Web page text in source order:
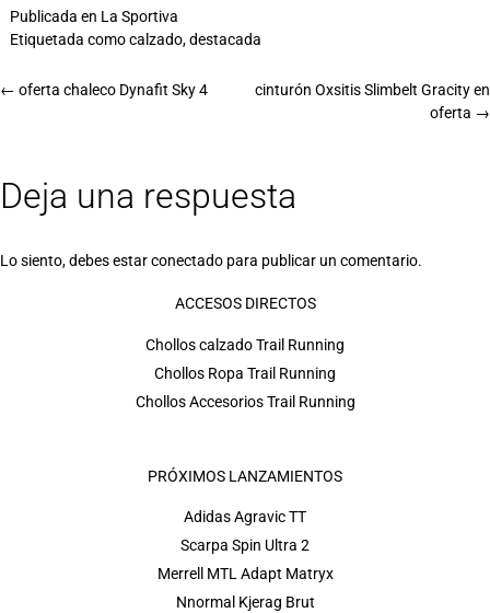
Publicada en La Sportiva
Etiquetada comocalzado,destacada
cinturón Oxsitis Slimbelt Gracity en
oferta →
← oferta chaleco Dynafit Sky 4
Deja una respuesta
Lo siento, debes estarconectado para publicar un comentario.
ACCESOS DIRECTOS
Chollos calzado Trail Running
Chollos Ropa Trail Running
Chollos Accesorios Trail Running
PRÓXIMOS LANZAMIENTOS
Adidas Agravic TT
Scarpa Spin Ultra 2
Merrell MTL Adapt Matryx
Nnormal Kjerag Brut